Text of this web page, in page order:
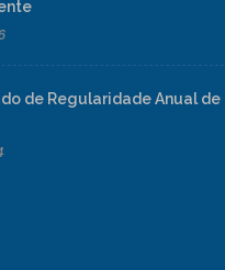
de Regularidade Anual de